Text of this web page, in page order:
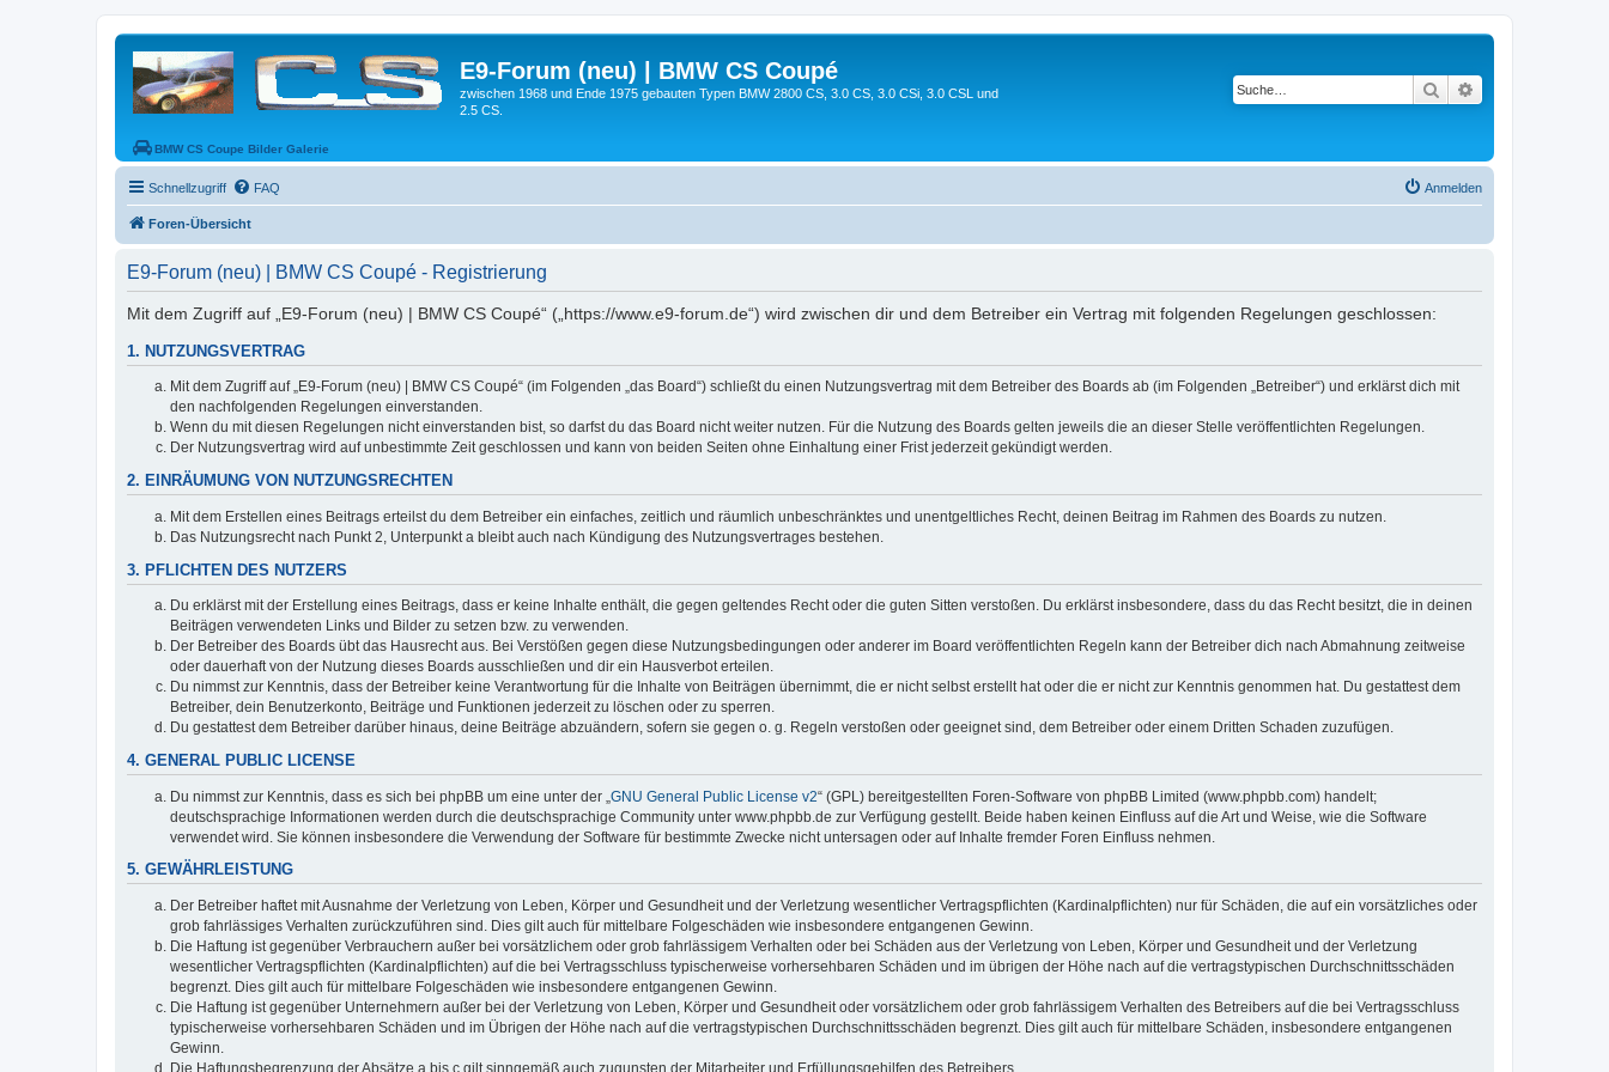
E9-Forum (neu) | BMW CS Coupé
zwischen 1968 und Ende 1975 gebauten Typen BMW 2800 CS, 3.0 CS, 3.0 CSi, 3.0 CSL und
2.5 CS.
BMW CS Coupe Bilder Galerie
Suche
Schnellzugriff FAQ Anmelden
Foren-Übersicht
E9-Forum (neu) | BMW CS Coupé - Registrierung
Mit dem Zugriff auf „E9-Forum (neu) | BMW CS Coupé“ („https://www.e9-forum.de“) wird zwischen dir und dem Betreiber ein Vertrag mit folgenden Regelungen geschlossen:
1. NUTZUNGSVERTRAG
Mit dem Zugriff auf „E9-Forum (neu) | BMW CS Coupé“ (im Folgenden „das Board“) schließt du einen Nutzungsvertrag mit dem Betreiber des Boards ab (im Folgenden „Betreiber“) und erklärst dich mit
den nachfolgenden Regelungen einverstanden.
Wenn du mit diesen Regelungen nicht einverstanden bist, so darfst du das Board nicht weiter nutzen. Für die Nutzung des Boards gelten jeweils die an dieser Stelle veröffentlichten Regelungen.
Der Nutzungsvertrag wird auf unbestimmte Zeit geschlossen und kann von beiden Seiten ohne Einhaltung einer Frist jederzeit gekündigt werden.
2. EINRÄUMUNG VON NUTZUNGSRECHTEN
Mit dem Erstellen eines Beitrags erteilst du dem Betreiber ein einfaches, zeitlich und räumlich unbeschränktes und unentgeltliches Recht, deinen Beitrag im Rahmen des Boards zu nutzen.
Das Nutzungsrecht nach Punkt 2, Unterpunkt a bleibt auch nach Kündigung des Nutzungsvertrages bestehen.
3. PFLICHTEN DES NUTZERS
Du erklärst mit der Erstellung eines Beitrags, dass er keine Inhalte enthält, die gegen geltendes Recht oder die guten Sitten verstoßen. Du erklärst insbesondere, dass du das Recht besitzt, die in deinen
Beiträgen verwendeten Links und Bilder zu setzen bzw. zu verwenden.
Der Betreiber des Boards übt das Hausrecht aus. Bei Verstößen gegen diese Nutzungsbedingungen oder anderer im Board veröffentlichten Regeln kann der Betreiber dich nach Abmahnung zeitweise
oder dauerhaft von der Nutzung dieses Boards ausschließen und dir ein Hausverbot erteilen.
Du nimmst zur Kenntnis, dass der Betreiber keine Verantwortung für die Inhalte von Beiträgen übernimmt, die er nicht selbst erstellt hat oder die er nicht zur Kenntnis genommen hat. Du gestattest dem
Betreiber, dein Benutzerkonto, Beiträge und Funktionen jederzeit zu löschen oder zu sperren.
Du gestattest dem Betreiber darüber hinaus, deine Beiträge abzuändern, sofern sie gegen o. g. Regeln verstoßen oder geeignet sind, dem Betreiber oder einem Dritten Schaden zuzufügen.
4. GENERAL PUBLIC LICENSE
Du nimmst zur Kenntnis, dass es sich bei phpBB um eine unter der „ GNU General Public License v2“ (GPL) bereitgestellten Foren-Software von phpBB Limited (www.phpbb.com) handelt;
deutschsprachige Informationen werden durch die deutschsprachige Community unter www.phpbb.de zur Verfügung gestellt. Beide haben keinen Einfluss auf die Art und Weise, wie die Software
verwendet wird. Sie können insbesondere die Verwendung der Software für bestimmte Zwecke nicht untersagen oder auf Inhalte fremder Foren Einfluss nehmen.
5. GEWÄHRLEISTUNG
Der Betreiber haftet mit Ausnahme der Verletzung von Leben, Körper und Gesundheit und der Verletzung wesentlicher Vertragspflichten (Kardinalpflichten) nur für Schäden, die auf ein vorsätzliches oder
grob fahrlässiges Verhalten zurückzuführen sind. Dies gilt auch für mittelbare Folgeschäden wie insbesondere entgangenen Gewinn.
Die Haftung ist gegenüber Verbrauchern außer bei vorsätzlichem oder grob fahrlässigem Verhalten oder bei Schäden aus der Verletzung von Leben, Körper und Gesundheit und der Verletzung
wesentlicher Vertragspflichten (Kardinalpflichten) auf die bei Vertragsschluss typischerweise vorhersehbaren Schäden und im übrigen der Höhe nach auf die vertragstypischen Durchschnittsschäden
begrenzt. Dies gilt auch für mittelbare Folgeschäden wie insbesondere entgangenen Gewinn.
Die Haftung ist gegenüber Unternehmern außer bei der Verletzung von Leben, Körper und Gesundheit oder vorsätzlichem oder grob fahrlässigem Verhalten des Betreibers auf die bei Vertragsschluss
typischerweise vorhersehbaren Schäden und im Übrigen der Höhe nach auf die vertragstypischen Durchschnittsschäden begrenzt. Dies gilt auch für mittelbare Schäden, insbesondere entgangenen
Gewinn.
Die Haftungsbegrenzung der Absätze a bis c gilt sinngemäß auch zugunsten der Mitarbeiter und Erfüllungsgehilfen des Betreibers.